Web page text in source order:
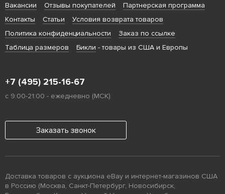
Вакансии
Отзывы покупателей
Партнерская программа
Контакты
Статьи
Условия возврата товаров
Политика конфиденциальности
Заказ по ссылке
Таблица размеров
Бикли - товары из США и Европы
+7 (495) 215-16-67
с 9:00-21:00 - ежедневно (МСК)
Заказать звонок
Доставка товаров с аукциона eBay и интернет-магазинов США
в Россию (Москва, Санкт-Петербург, Новосибирск,